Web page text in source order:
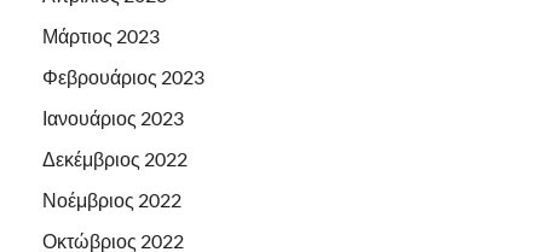
Μάρτιος 2023
Φεβρουάριος 2023
Ιανουάριος 2023
Δεκέμβριος 2022
Νοέμβριος 2022
Οκτώβριος 2022